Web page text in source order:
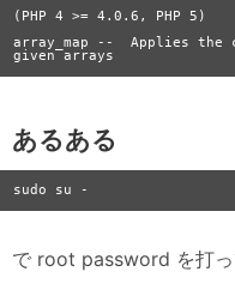
(PHP 4 >= 4.0.6, PHP 5)
array_map --  Applies the
あるある
で root password を打っ